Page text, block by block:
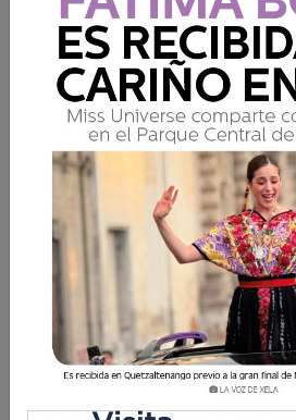
El fin justifica
Parte I
Arnoldo Soch Tzul 26
Comparte